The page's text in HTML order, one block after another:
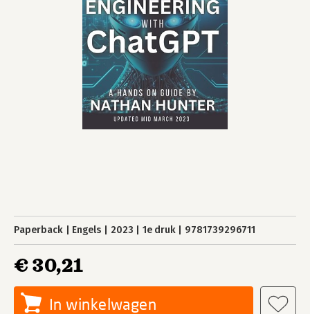
Paperback Engels 2023 1e druk 9781739296711
€ 30,21
In winkelwagen